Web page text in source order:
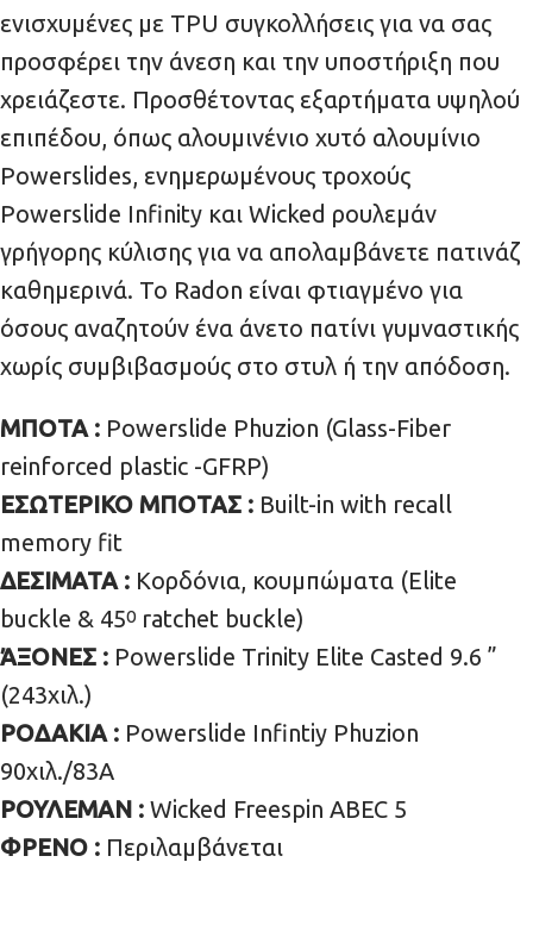
ενισχυμένες με TPU συγκολλήσεις για να σας
προσφέρει την άνεση και την υποστήριξη που
χρειάζεστε. Προσθέτοντας εξαρτήματα υψηλού
επιπέδου, όπως αλουμινένιο χυτό αλουμίνιο
Powerslides, ενημερωμένους τροχούς
Powerslide Infinity και Wicked ρουλεμάν
γρήγορης κύλισης για να απολαμβάνετε πατινάζ
καθημερινά. Το Radon είναι φτιαγμένο για
όσους αναζητούν ένα άνετο πατίνι γυμναστικής
χωρίς συμβιβασμούς στο στυλ ή την απόδοση.
ΜΠΟΤΑ : Powerslide Phuzion (Glass-Fiber
reinforced plastic -GFRP)
ΕΣΩΤΕΡΙΚΟ ΜΠΟΤΑΣ : Built-in with recall
memory fit
ΔΕΣΙΜΑΤΑ : Κορδόνια, κουμπώματα (Elite
buckle & 450 ratchet buckle)
ΆΞΟΝΕΣ : Powerslide Trinity Elite Casted 9.6 ”
(243χιλ.)
ΡΟΔΑΚΙΑ : Powerslide Infintiy Phuzion
90χιλ./83Α
ΡΟΥΛΕΜΑΝ : Wicked Freespin ABEC 5
ΦΡΕΝΟ : Περιλαμβάνεται